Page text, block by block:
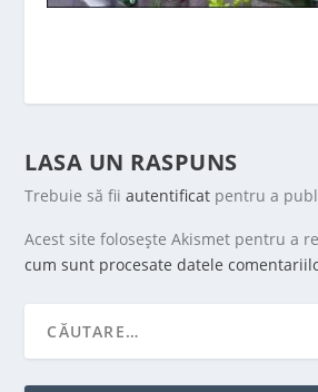
LASA UN RASPUNS
Trebuie să fiiautentificat pentru a
Acest site folosește Akismet pentru a
cum sunt procesate datele